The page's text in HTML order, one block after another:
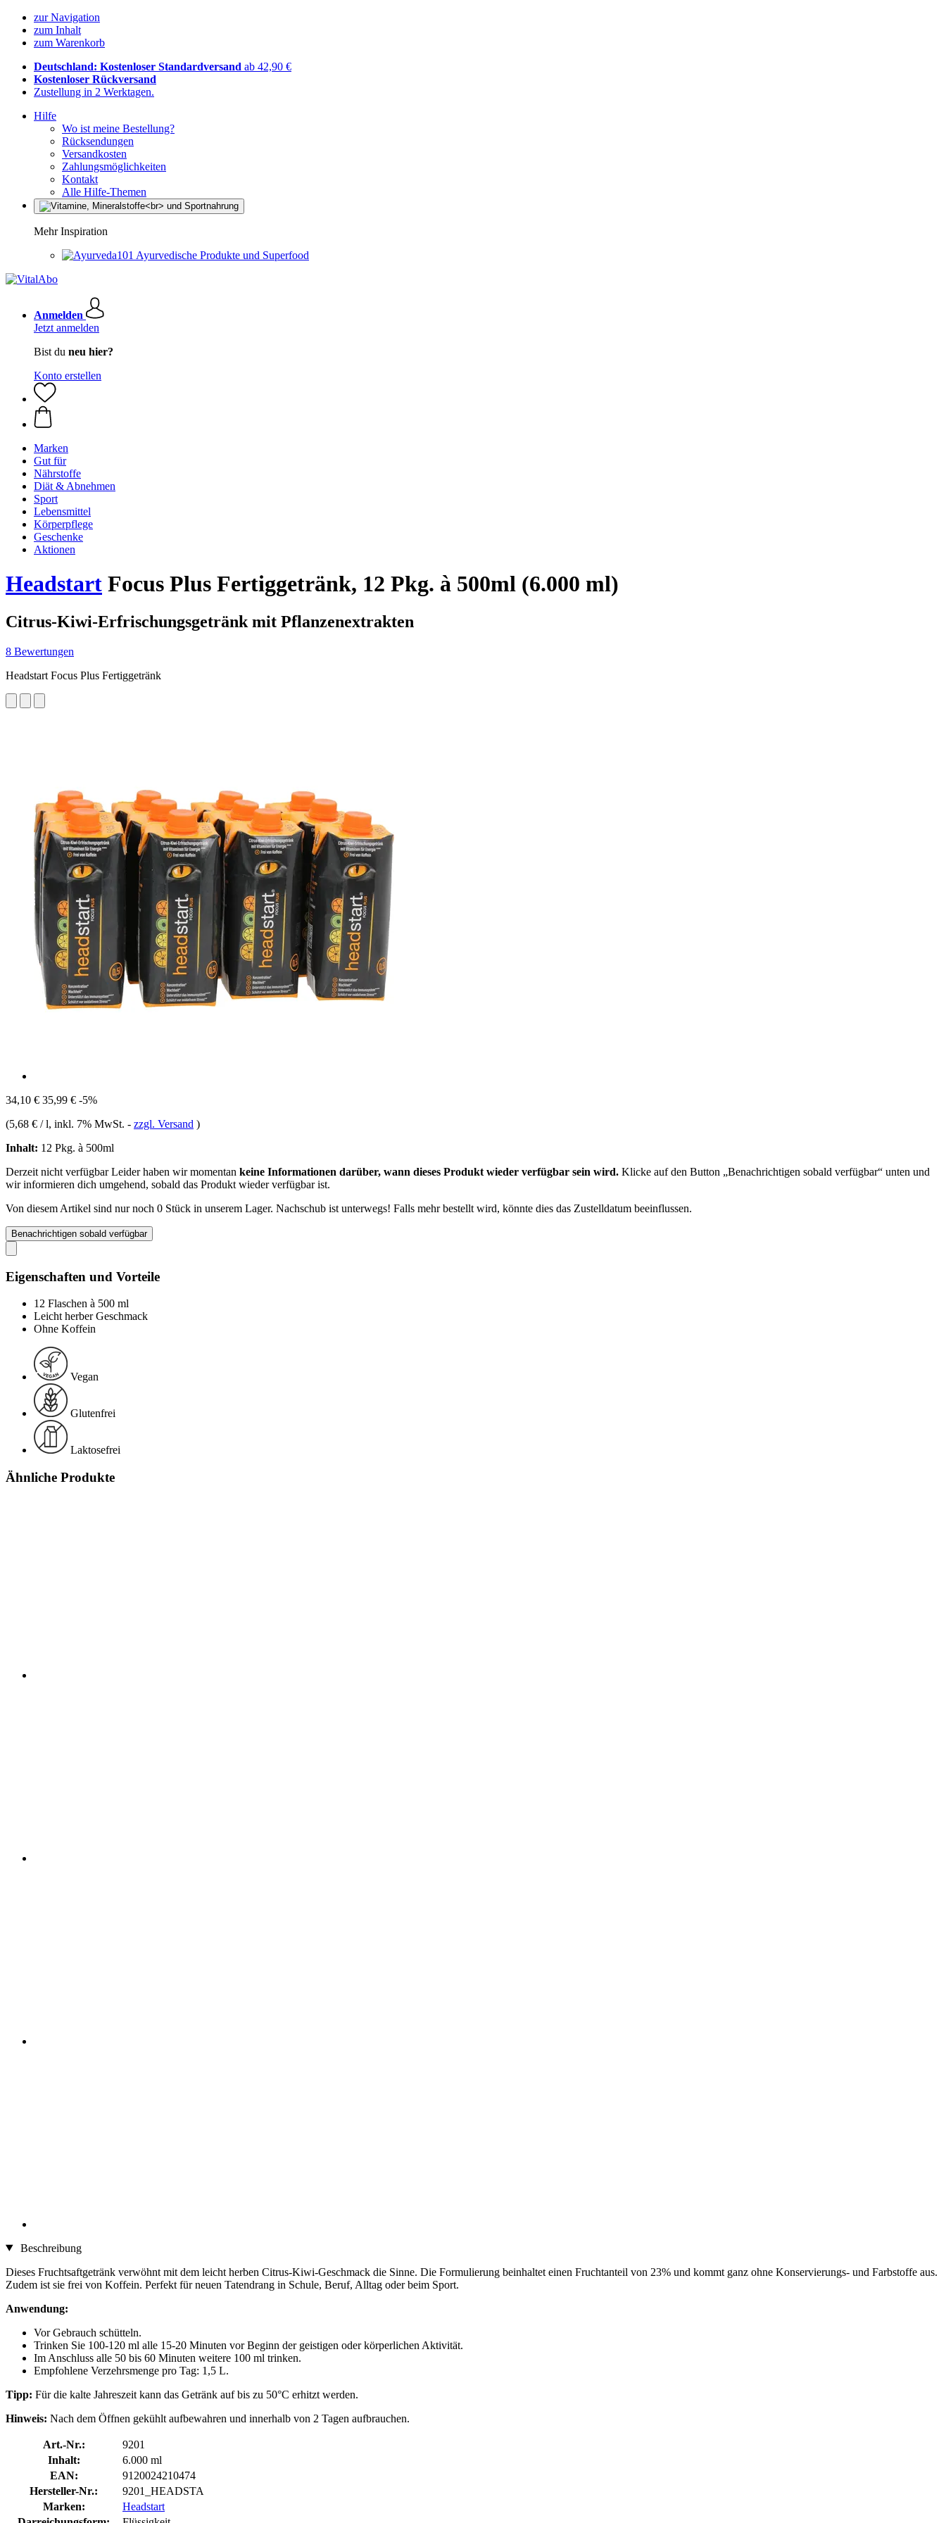
zur Navigation
zum Inhalt
zum Warenkorb
Deutschland: Kostenloser Standardversand ab 42,90 €
Kostenloser Rückversand
Zustellung in 2 Werktagen.
Hilfe
Wo ist meine Bestellung?
Rücksendungen
Versandkosten
Zahlungsmöglichkeiten
Kontakt
Alle Hilfe-Themen
Mehr Inspiration
Ayurvedische Produkte und Superfood
Anmelden
Jetzt anmelden
Bist du neu hier?
Konto erstellen
Marken
Gut für
Nährstoffe
Diät & Abnehmen
Sport
Lebensmittel
Körperpflege
Geschenke
Aktionen
Headstart Focus Plus Fertiggetränk, 12 Pkg. à 500ml (6.000 ml)
Citrus-Kiwi-Erfrischungsgetränk mit Pflanzenextrakten
8 Bewertungen
Headstart Focus Plus Fertiggetränk
34,10 € 35,99 € -5%
(5,68 € / l, inkl. 7% MwSt. - zzgl. Versand )
Inhalt: 12 Pkg. à 500ml
Derzeit nicht verfügbarLeider haben wir momentan keine Informationen darüber, wann dieses Produkt wieder verfügbar sein wird. Klicke auf den Button „Benachrichtigen sobald verfügbar“ unten und
wir informieren dich umgehend, sobald das Produkt wieder verfügbar ist.
Von diesem Artikel sind nur noch 0 Stück in unserem Lager. Nachschub ist unterwegs! Falls mehr bestellt wird, könnte dies das Zustelldatum beeinflussen.
Benachrichtigen sobald verfügbar
Eigenschaften und Vorteile
12 Flaschen à 500 ml
Leicht herber Geschmack
Ohne Koffein
Vegan
Glutenfrei
Laktosefrei
Ähnliche Produkte
Beschreibung
Dieses Fruchtsaftgetränk verwöhnt mit dem leicht herben Citrus-Kiwi-Geschmack die Sinne. Die Formulierung beinhaltet einen Fruchtanteil von 23% und kommt ganz ohne Konservierungs- und Farbstoffe aus.
Zudem ist sie frei von Koffein. Perfekt für neuen Tatendrang in Schule, Beruf, Alltag oder beim Sport.
Anwendung:
Vor Gebrauch schütteln.
Trinken Sie 100-120 ml alle 15-20 Minuten vor Beginn der geistigen oder körperlichen Aktivität.
Im Anschluss alle 50 bis 60 Minuten weitere 100 ml trinken.
Empfohlene Verzehrsmenge pro Tag: 1,5 L.
Tipp: Für die kalte Jahreszeit kann das Getränk auf bis zu 50°C erhitzt werden.
Hinweis: Nach dem Öffnen gekühlt aufbewahren und innerhalb von 2 Tagen aufbrauchen.
Art.-Nr.:
9201
Inhalt:
6.000 ml
EAN:
9120024210474
Hersteller-Nr.:
9201_HEADSTA
Marken:
Headstart